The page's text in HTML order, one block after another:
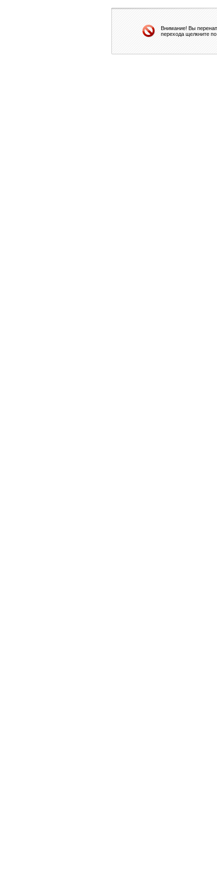
Внимание! Вы
перехода щелкните